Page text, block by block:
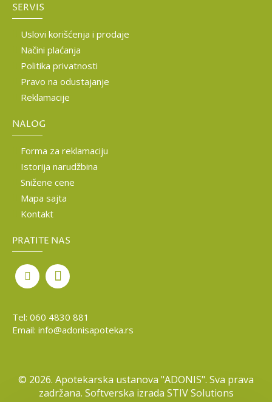
SERVIS
Uslovi korišćenja i prodaje
Načini plaćanja
Politika privatnosti
Pravo na odustajanje
Reklamacije
NALOG
Forma za reklamaciju
Istorija narudžbina
Snižene cene
Mapa sajta
Kontakt
PRATITE NAS
Tel: 060 4830 881
Email: info@adonisapoteka.rs
© 2026. Apotekarska ustanova "ADONIS". Sva prava
zadržana. Softverska izrada STIV Solutions